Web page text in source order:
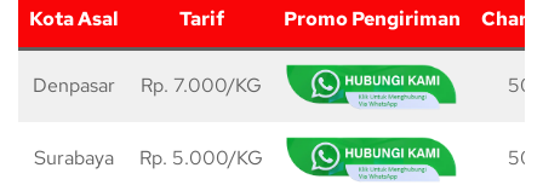
Kota Asal Tarif Promo Pengiriman
Denpasar Rp. 7.000/KG 50
Surabaya Rp. 5.000/KG 50